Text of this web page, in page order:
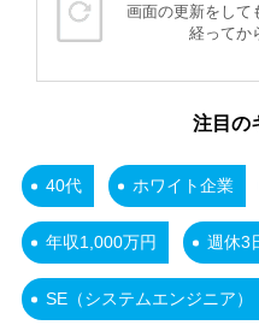
画面の更新をして
経ってか
注目の
40代 ホワイト企業
年収1,000万円 週休3
SE（システムエンジニア）